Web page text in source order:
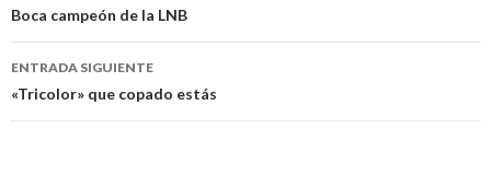
de
entradas
Boca campeón de la LNB
ENTRADA SIGUIENTE
«Tricolor» que copado estás